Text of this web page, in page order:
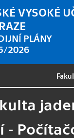
VYSOKÉ
PLÁNY
2026
-